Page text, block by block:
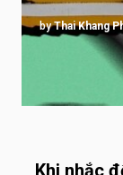
byThai Khang
Khi nhắc